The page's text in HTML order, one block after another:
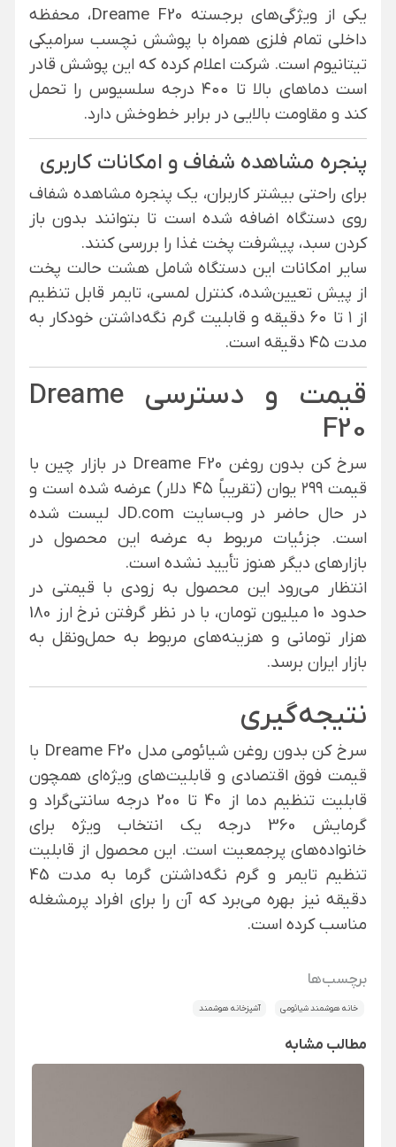
یکی از ویژگی‌های برجسته Dreame F20، محفظه
داخلی تمام فلزی همراه با پوشش نچسب سرامیکی
تیتانیوم است. شرکت اعلام کرده که این پوشش قادر
است دماهای بالا تا ۴۰۰ درجه سلسیوس را تحمل
کند و مقاومت بالایی در برابر خط‌وخش دارد.
پنجره مشاهده شفاف و امکانات کاربری
برای راحتی بیشتر کاربران، یک پنجره مشاهده شفاف
روی دستگاه اضافه شده است تا بتوانند بدون باز
کردن سبد، پیشرفت پخت غذا را بررسی کنند.
سایر امکانات این دستگاه شامل هشت حالت پخت
از پیش تعیین‌شده، کنترل لمسی، تایمر قابل تنظیم
از ۱ تا ۶۰ دقیقه و قابلیت گرم نگه‌داشتن خودکار به
مدت ۴۵ دقیقه است.
قیمت و دسترسی Dreame
F20
سرخ کن بدون روغن Dreame F20 در بازار چین با
قیمت ۲۹۹ یوان (تقریباً ۴۵ دلار) عرضه شده است و
در حال حاضر در وب‌سایت JD.com لیست شده
است. جزئیات مربوط به عرضه این محصول در
بازارهای دیگر هنوز تأیید نشده است.
انتظار می‌رود این محصول به زودی با قیمتی در
حدود 10 میلیون تومان، با در نظر گرفتن نرخ ارز 180
هزار تومانی و هزینه‌های مربوط به حمل‌ونقل به
بازار ایران برسد.
نتیجه‌گیری
سرخ کن بدون روغن شیائومی مدل Dreame F20 با
قیمت فوق اقتصادی و قابلیت‌های ویژه‌ای همچون
قابلیت تنظیم دما از 40 تا 200 درجه سانتی‌گراد و
گرمایش 360 درجه یک انتخاب ویژه برای
خانواده‌های پرجمعیت است. این محصول از قابلیت
تنظیم تایمر و گرم نگه‌داشتن گرما به مدت 45
دقیقه نیز بهره می‌برد که آن را برای افراد پرمشغله
مناسب کرده است.
برچسب‌ها
خانه هوشمند شیائومی آشپزخانه هوشمند
مطالب مشابه